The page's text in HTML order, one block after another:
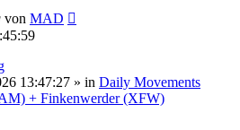
von MAD
13:47:27 » in Daily Movements
+ Finkenwerder (XFW)